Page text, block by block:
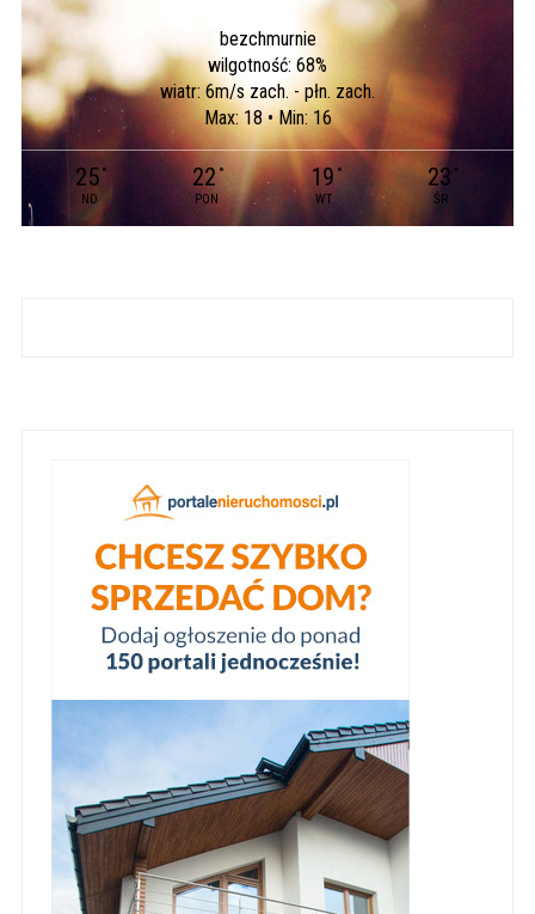
bezchmurnie
wilgotność: 68%
wiatr: 6m/s zach. - płn. zach.
Max: 18 • Min: 16
25 °
ND
22°
PON
19 °
WT
23 °
ŚR